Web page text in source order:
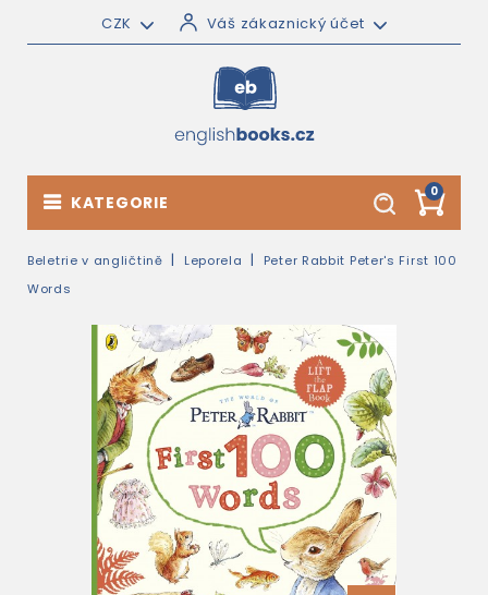
CZK Váš zákaznický účet
0
KATEGORIE
Beletrie v angličtině Leporela
Peter Rabbit Peter's First 100
Words